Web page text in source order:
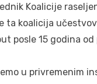
Koalicije
ta koalicija
posle 15 godina
u privremenim